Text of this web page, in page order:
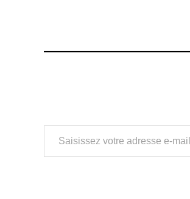
Saisissez votre adresse e-mail…